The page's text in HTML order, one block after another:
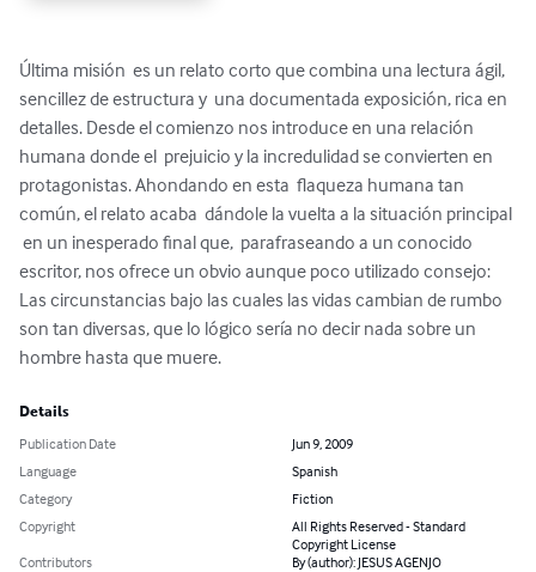
Última misión  es un relato corto que combina una lectura ágil,
sencillez de estructura y  una documentada exposición, rica en
detalles. Desde el comienzo nos introduce en una relación
humana donde el  prejuicio y la incredulidad se convierten en
protagonistas. Ahondando en esta  flaqueza humana tan
común, el relato acaba  dándole la vuelta a la situación principal
en un inesperado final que,  parafraseando a un conocido
escritor, nos ofrece un obvio aunque poco utilizado consejo:
Las circunstancias bajo las cuales las vidas cambian de rumbo
son tan diversas, que lo lógico sería no decir nada sobre un
hombre hasta que muere.
Details
Publication Date
Jun 9, 2009
Language
Spanish
Category
Fiction
Copyright
All Rights Reserved - Standard
Copyright License
Contributors
By (author): JESUS AGENJO